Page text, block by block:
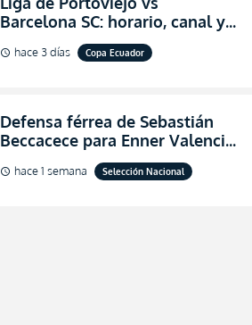
Barcelona SC: horario, canal y
dónde ver EN VIVO los octavos
de final de la Copa Ecuador
schedule hace 3 días Copa Ecuador
Defensa férrea de Sebastián
Beccacece para Enner Valencia
al indicar que era el hombre
indicado para Ecuador
schedule hace 1 semana Selección Nacional